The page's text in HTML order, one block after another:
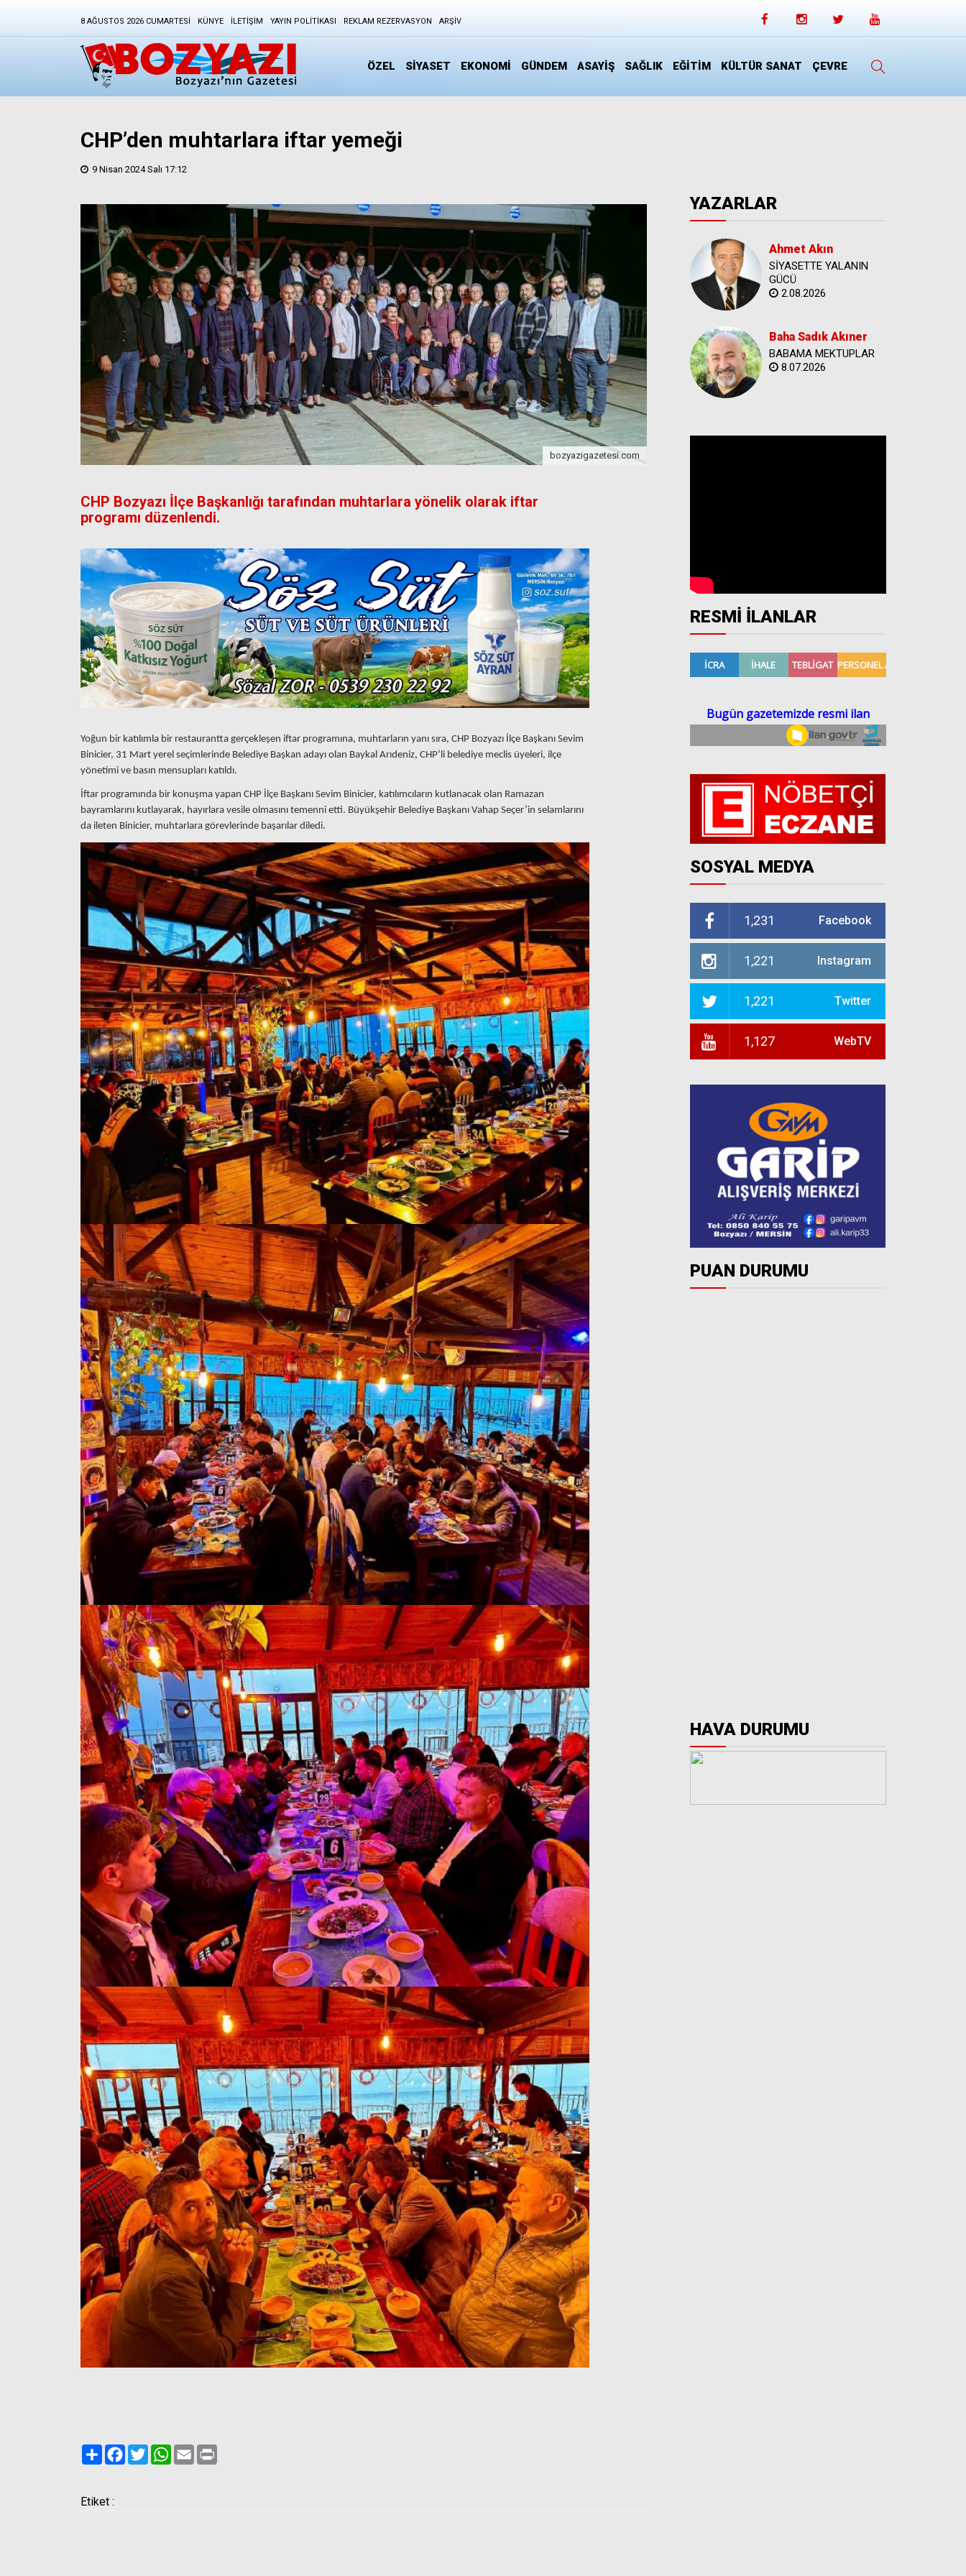
8 AĞUSTOS 2026 CUMARTESI KÜNYE İLETIŞIM YAYIN POLITIKASI REKLAM REZERVASYON ARŞIV
ÖZEL SİYASET EKONOMİ GÜNDEM ASAYİŞ SAĞLIK EĞİTİM KÜLTÜR SANAT ÇEVRE
CHP’den muhtarlara iftar yemeği
9 Nisan 2024 Salı 17:12
bozyazigazetesi.com
CHP Bozyazı İlçe Başkanlığı tarafından muhtarlara yönelik olarak iftar
programı düzenlendi.
Yoğun bir katılımla bir restaurantta gerçekleşen iftar programına, muhtarların yanı sıra, CHP Bozyazı İlçe Başkanı Sevim
Binicier, 31 Mart yerel seçimlerinde Belediye Başkan adayı olan Baykal Arıdeniz, CHP’li belediye meclis üyeleri, ilçe
yönetimi ve basın mensupları katıldı.
İftar programında bir konuşma yapan CHP İlçe Başkanı Sevim Binicier, katılımcıların kutlanacak olan Ramazan
bayramlarını kutlayarak, hayırlara vesile olmasını temenni etti. Büyükşehir Belediye Başkanı Vahap Seçer’in selamlarını
da ileten Binicier, muhtarlara görevlerinde başarılar diledi.
PaylaşFacebook
Twitter
WhatsApp
Email
Etiket :
YAZARLAR
Ahmet Akın
SİYASETTE YALANIN
GÜCÜ
2.08.2026
Baha Sadık Akıner
BABAMA MEKTUPLAR
8.07.2026
RESMİ İLANLAR
SOSYAL MEDYA
1,231 Facebook
1,221 Instagram
1,221 Twitter
1,127 WebTV
PUAN DURUMU
HAVA DURUMU